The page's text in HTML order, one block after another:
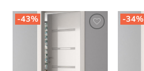
-43% -34%